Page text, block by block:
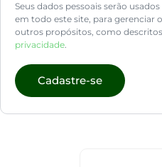
Seus dados pessoais serão
em todo este site, para gerenciar
outros propósitos, como
privacidade.
Cadastre-se